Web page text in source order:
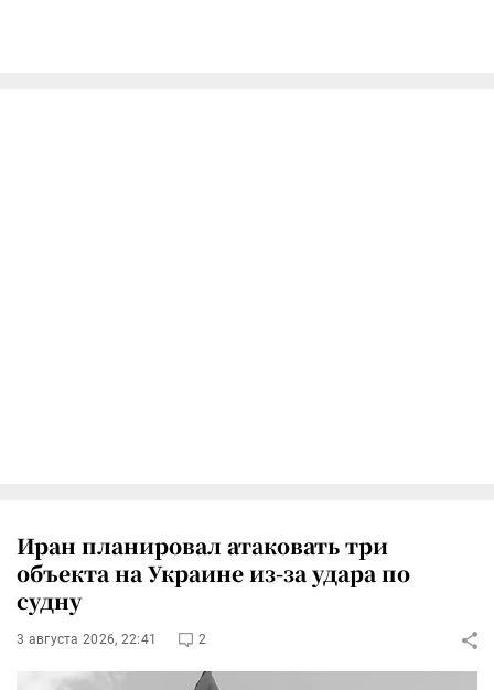
Иран планировал атаковать три
объекта на Украине из-за удара по
судну
3 августа 2026, 22:41 2